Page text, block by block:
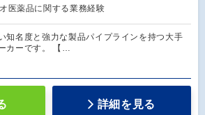
オ医薬品に関する業務経験
知名度と強力な製品パイプラインを持つ大手
カーです。 【…
詳細を見る